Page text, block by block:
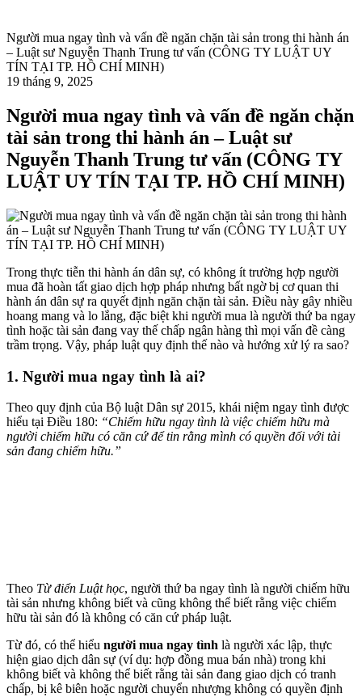
Người mua ngay tình và vấn đề ngăn chặn tài sản trong thi hành án
– Luật sư Nguyễn Thanh Trung tư vấn (CÔNG TY LUẬT UY
TÍN TẠI TP. HỒ CHÍ MINH)
19 tháng 9, 2025
Người mua ngay tình và vấn đề ngăn chặn
tài sản trong thi hành án – Luật sư
Nguyễn Thanh Trung tư vấn (CÔNG TY
LUẬT UY TÍN TẠI TP. HỒ CHÍ MINH)
Trong thực tiễn thi hành án dân sự, có không ít trường hợp người
mua đã hoàn tất giao dịch hợp pháp nhưng bất ngờ bị cơ quan thi
hành án dân sự ra quyết định ngăn chặn tài sản. Điều này gây nhiều
hoang mang và lo lắng, đặc biệt khi người mua là người thứ ba ngay
tình hoặc tài sản đang vay thế chấp ngân hàng thì mọi vấn đề càng
trầm trọng. Vậy, pháp luật quy định thế nào và hướng xử lý ra sao?
1. Người mua ngay tình là ai?
Theo quy định của Bộ luật Dân sự 2015, khái niệm ngay tình được
hiểu tại Điều 180: “Chiếm hữu ngay tình là việc chiếm hữu mà
người chiếm hữu có căn cứ để tin rằng mình có quyền đối với tài
sản đang chiếm hữu.”
Theo Từ điển Luật học, người thứ ba ngay tình là người chiếm hữu
tài sản nhưng không biết và cũng không thể biết rằng việc chiếm
hữu tài sản đó là không có căn cứ pháp luật.
Từ đó, có thể hiểu người mua ngay tình là người xác lập, thực
hiện giao dịch dân sự (ví dụ: hợp đồng mua bán nhà) trong khi
không biết và không thể biết rằng tài sản đang giao dịch có tranh
chấp, bị kê biên hoặc người chuyển nhượng không có quyền định